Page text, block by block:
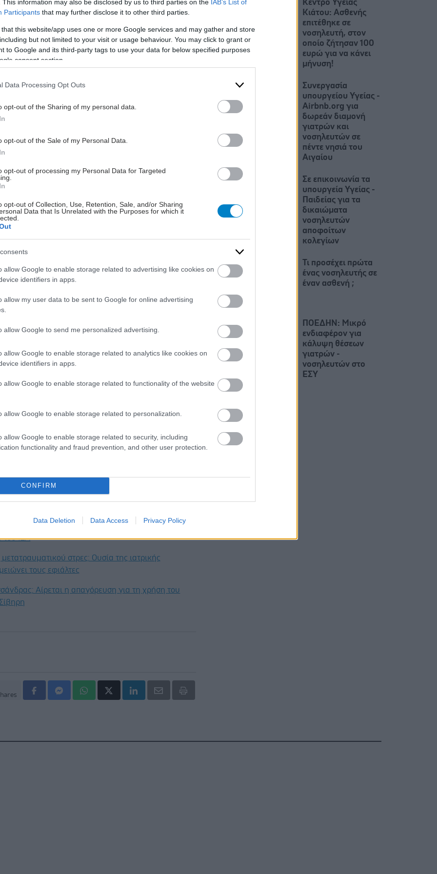
This information may also be disclosed by us to third parties on the IAB’s List of
Participants that may further disclose it to other third parties.
that this website/app uses one or more Google services and may gather and store
but not limited to your visit or usage behaviour. You may click to grant or
to Google and its third-party tags to use your data for below specified purposes
consent section.
Data Processing Opt Outs
opt-out of the Sharing of my personal data.
opt-out of the Sale of my Personal Data.
opt-out of processing my Personal Data for Targeted
opt-out of Collection, Use, Retention, Sale, and/or Sharing
Data that Is Unrelated with the Purposes for which it
allow Google to enable storage related to advertising like cookies on
identifiers in apps.
allow my user data to be sent to Google for online advertising
allow Google to send me personalized advertising.
allow Google to enable storage related to analytics like cookies on
identifiers in apps.
allow Google to enable storage related to functionality of the website
allow Google to enable storage related to personalization.
allow Google to enable storage related to security, including
functionality and fraud prevention, and other user protection.
CONFIRM
Data Deletion Data Access Privacy Policy
τη Δευτέρα, σύμφωνα με την αστυνομία και
του νοσοκομείου της Φότζια απείλησε να κλείσει
περιστατικών την Τρίτη. "Αν συνεχίσουμε
να κλείσουμε το τμήμα επειγόντων περιστατικών,
στη Φότζια εντάσσονται σε μια σειρά βίαιων
κατά επαγγελματιών υγείας στην Ιταλία, οι οποίες
την εθνική ιατρική συντεχνία να καλέσει την
για να διασφαλίσει την ασφάλεια του προσωπικού
πρόεδρος της Εθνικής Ένωσης
στα νοσοκομεία. Ο Filippo Anelli, πρόεδρος του
Συλλόγου, υποστήριξε επίσης το αίτημα αυτό.
τη βελτίωση της ασφάλειας στις εγκαταστάσεις
περίθαλψης είναι επειγόντως αναγκαία, είπε.
για τις επιθέσεις στη Φότζια στις 16
από 16.000 επιθέσεις κατά του ιατρικού
Ο Ιταλός υπουργός Υγείας Orazio Schillaci
ευρωπαϊκές χώρες, η Ιταλία αντιμετωπίζει κρίση
από τις αγχωτικές συνθήκες εργασίας, τους
και τους σφιχτούς δημόσιους
το iatronet.gr στο Discover
των αποζημιώσεων των Στρατιωτικών Ιατρών μετά
του ΙΣΑ
στρες: Ουσία της ιατρικής
τους εφιάλτες
Αίρεται η απαγόρευση για τη χρήση του
Κέντρο Υγείας
Κιάτου: Ασθενής
επιτέθηκε σε
νοσηλευτή, στον
οποίο ζήτησαν 100
ευρώ για να κάνει
μήνυση!
Συνεργασία
υπουργείου Υγείας -
Airbnb.org για
δωρεάν διαμονή
γιατρών και
νοσηλευτών σε
πέντε νησιά του
Αιγαίου
Σε επικοινωνία τα
υπουργεία Υγείας -
Παιδείας για τα
δικαιώματα
νοσηλευτών
αποφοίτων
κολεγίων
Τι προσέχει πρώτα
ένας νοσηλευτής σε
έναν ασθενή ;
ΠΟΕΔΗΝ: Μικρό
ενδιαφέρον για
κάλυψη θέσεων
γιατρών -
νοσηλευτών στο
ΕΣΥ